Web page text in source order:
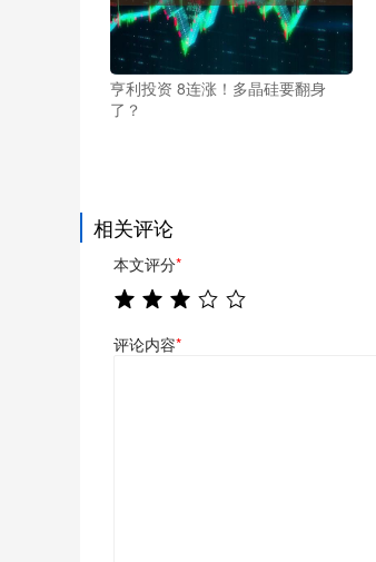
亨利投资 8连涨！多晶硅要翻身
了？
相关评论
本文评分*
评论内容*